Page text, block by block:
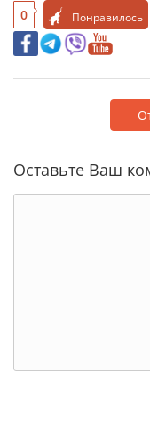
0 Понравилось
Оставьте Ваш